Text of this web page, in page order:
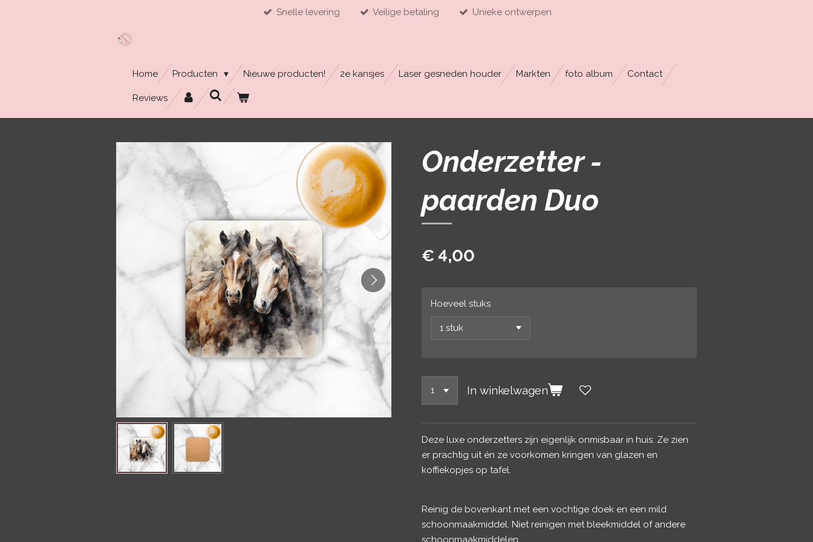
Snelle levering Veilige betaling Unieke ontwerpen
Home Producten Nieuwe producten! 2e kansjes Laser gesneden houder Markten foto album Contact
Reviews
Onderzetter -
paarden Duo
€ 4,00
Hoeveel stuks
In winkelwagen
Deze luxe onderzetters zijn eigenlijk onmisbaar in huis. Ze zien
er prachtig uit én ze voorkomen kringen van glazen en
koffiekopjes op tafel.
Reinig de bovenkant met een vochtige doek en een mild
schoonmaakmiddel. Niet reinigen met bleekmiddel of andere
schoonmaakmiddelen.